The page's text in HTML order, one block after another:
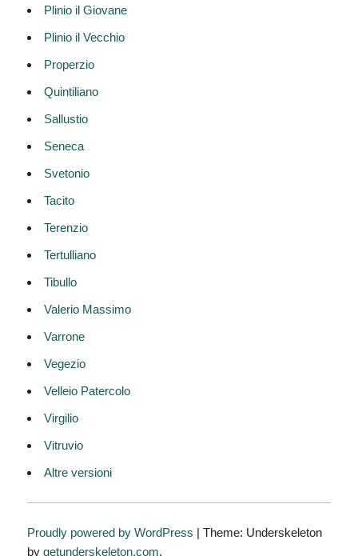
Plinio il Giovane
Plinio il Vecchio
Properzio
Quintiliano
Sallustio
Seneca
Svetonio
Tacito
Terenzio
Tertulliano
Tibullo
Valerio Massimo
Varrone
Vegezio
Velleio Patercolo
Virgilio
Vitruvio
Altre versioni
Proudly powered by WordPress | Theme: Underskeleton
by getunderskeleton.com.